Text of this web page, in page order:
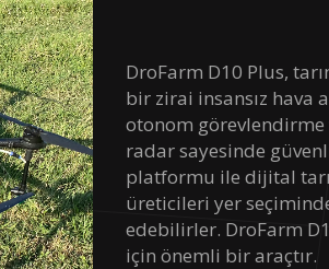
DroFarm D10 Plus,
bir zirai insansız hava
otonom görevlendirme
radar sayesinde
platformu ile dijital
üreticileri yer
edebilirler. DroFarm
için önemli bir araçtır.